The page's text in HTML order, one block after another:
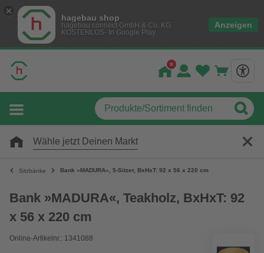
hagebau shop
hagebau connect GmbH & Co. KG
KOSTENLOS- In Google Play
Anzeigen
Wähle jetzt Deinen Markt
Sitzbänke Bank »MADURA«, 5-Sitzer, BxHxT: 92 x 56 x 220 cm
Bank »MADURA«, Teakholz, BxHxT: 92
x 56 x 220 cm
Online-Artikelnr.: 1341088